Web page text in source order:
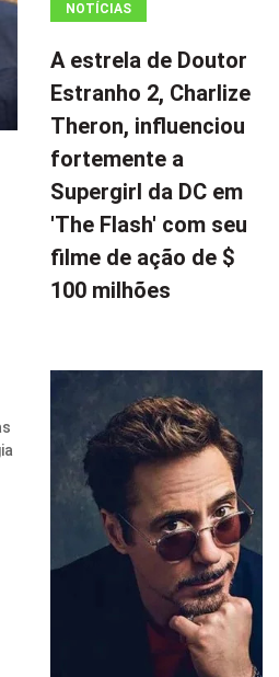
NOTÍCIAS
(ADSBYGOOGLE
=
WINDOW.ADSBYGOOGLE
|| []).PUSH({});
A ESTRELA DE
DOUTOR
ESTRANHO 2,
CHARLIZE
THERON,
DA DC EM 'THE
FLASH' COM
SEU FILME DE
AÇÃO DE $ 100
MILHÕES POR
A estrela de Doutor
Estranho 2, Charlize
Theron, influenciou
fortemente a
Supergirl da DC em
'The Flash' com seu
filme de ação de $
100 milhões